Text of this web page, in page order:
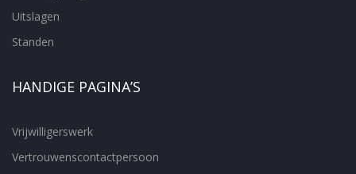
Uitslagen
Standen
HANDIGE PAGINA’S
Vrijwilligerswerk
Vertrouwenscontactpersoon